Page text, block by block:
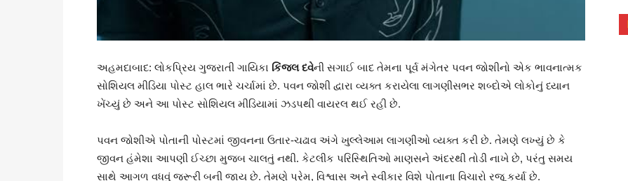
અહમદાબાદ: લોકપ્રિય ગુજરાતી ગાયિકા કિંજલ દવેની સગાઈ બાદ તેમના પૂર્વ મંગેતર પવન જોશીનો એક ભાવનાત્મક
સોશિયલ મીડિયા પોસ્ટ હાલ ભારે ચર્ચામાં છે. પવન જોશી દ્વારા વ્યક્ત કરાયેલા લાગણીસભર શબ્દોએ લોકોનું ધ્યાન
ખેંચ્યું છે અને આ પોસ્ટ સોશિયલ મીડિયામાં ઝડપથી વાયરલ થઈ રહી છે.
પવન જોશીએ પોતાની પોસ્ટમાં જીવનના ઉતાર-ચઢાવ અંગે ખુલ્લેઆમ લાગણીઓ વ્યક્ત કરી છે. તેમણે લખ્યું છે કે
જીવન હંમેશા આપણી ઈચ્છા મુજબ ચાલતું નથી. કેટલીક પરિસ્થિતિઓ માણસને અંદરથી તોડી નાખે છે, પરંતુ સમય
સાથે આગળ વધવું જરૂરી બની જાય છે. તેમણે પ્રેમ, વિશ્વાસ અને સ્વીકાર વિશે પોતાના વિચારો રજૂ કર્યા છે.